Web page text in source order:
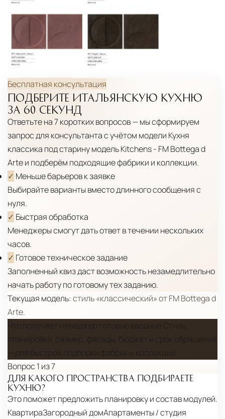
Страхование груза
поставки застрахованы в соответствии с
международными стандартами. Клиенты могут
критичных партий товара.
Бесплатная консультация
ПОДБЕРИТЕ ИТАЛЬЯНСКУЮ КУХНЮ
ЗА 60 СЕКУНД
Ответьте на 7 коротких вопросов — мы сформируем
запрос для консультанта с учётом модели Кухня
классика под старину модель Kitchens - FM Bottega d
Arteи подберём подходящие фабрики и коллекции.
✓ Меньше барьеров к заявке
Выбирайте варианты вместо длинного сообщения с
нуля.
✓ Быстрая обработка
Менеджеры смогут дать ответ в течении нескольких
часов.
✓ Готовое техническое задание
Заполненный квиз даст возможность незамедлительно
начать работу по готовому тех заданию.
Текущая модель: стиль «классический» от FM Bottega d
Arte.
Что получает менеджер готовые вводные Стиль,
планировка, размер, фасады, бюджет и срок обращения
— для быстрой подборки фабрик и коллекций.
Вопрос 1 из 7
ДЛЯ КАКОГО ПРОСТРАНСТВА ПОДБИРАЕТЕ
КУХНЮ?
Это поможет предложить планировку и состав модулей.
КвартираЗагородный домАпартаменты / студия